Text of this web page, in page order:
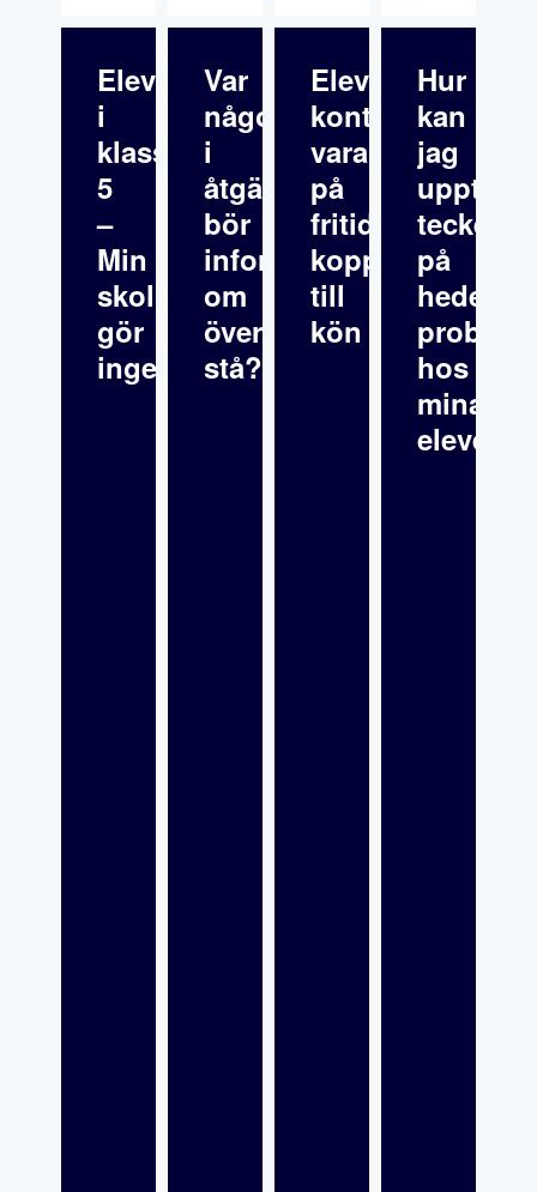
Elevfråga: Elev
i
klass
5
–
Min
skolsköterska
gör
inget
Var
någonstans
i
åtgärdsprogrammet
bör
informationen
om
överklagande
stå?
Elever
kontrollerar
varandra
på
fritids
kopplat
till
kön
Hur
kan
jag
tecken
på
hos
mina
elever?